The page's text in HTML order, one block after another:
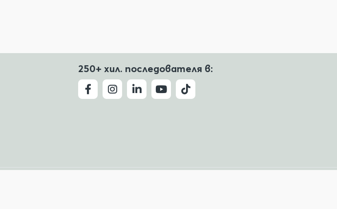
250+ хил. последователя в: